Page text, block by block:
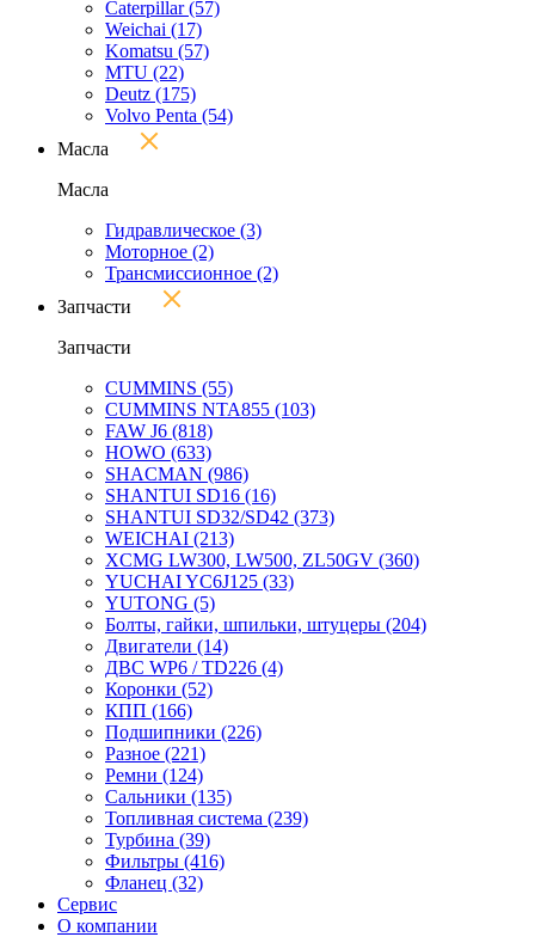
Caterpillar(57)
Weichai (17)
Komatsu (57)
MTU (22)
Deutz (175)
Volvo Penta (54)
Масла
Масла
Гидравлическое (3)
Моторное (2)
Трансмиссионное (2)
Запчасти
Запчасти
CUMMINS (55)
CUMMINS NTA855 (103)
FAW J6 (818)
HOWO (633)
SHACMAN (986)
SHANTUI SD16 (16)
SHANTUI SD32/SD42 (373)
WEICHAI (213)
XCMG LW300, LW500, ZL50GV (360)
YUCHAI YC6J125 (33)
YUTONG (5)
Болты, гайки, шпильки, штуцеры (204)
Двигатели (14)
ДВС WP6 / TD226 (4)
Коронки (52)
КПП (166)
Подшипники (226)
Разное (221)
Ремни (124)
Сальники (135)
Топливная система (239)
Турбина (39)
Фильтры (416)
Фланец (32)
Сервис
О компании